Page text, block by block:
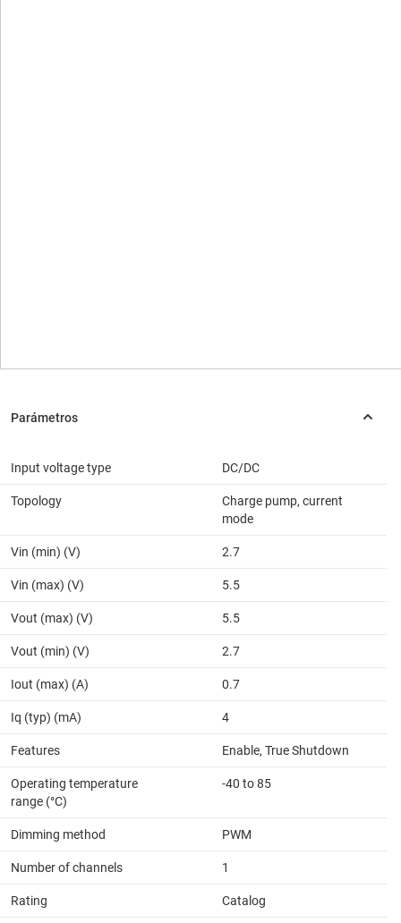
Input voltage type DC/DC
Topology
Charge pump, current
mode
Vin (min) (V) 2.7
Vin (max) (V) 5.5
Vout (max) (V) 5.5
Vout (min) (V) 2.7
Iout (max) (A) 0.7
Iq (typ) (mA) 4
Features Enable, True Shutdown
Operating temperature
range (°C)
-40 to 85
Dimming method PWM
Number of channels 1
Rating Catalog